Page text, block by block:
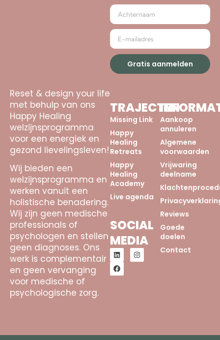
Gratis aanmelden
Reset & design your life
met behulp van ons
Happy Healing
welzijnsprogramma
voor een energiek en
gezond lievelingsleven!
Wij bieden een
welzijnsprogramma en
werken vanuit een
holistische benadering.
Wij zijn geen medische
professionals of
psychologen en stellen
geen diagnoses. Ons
werk is complementair
en geen vervanging
voor medische of
psychologische zorg.
TRAJECTEN
Missing Link
Happy
Healing
Retreats
Happy
Healing
Academy
Live agenda
SOCIAL
MEDIA
Aankoop
annuleren
Algemene
voorwaarden
Vrijwaring
deelname
Reviews
Goede
doelen
Contact